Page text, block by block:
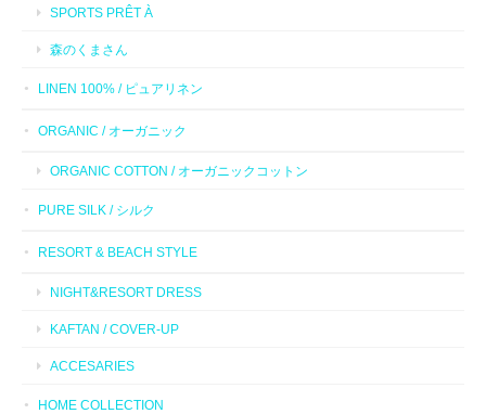
SPORTS PRÊT À
森のくまさん
LINEN 100% / ピュアリネン
ORGANIC / オーガニック
ORGANIC COTTON / オーガニックコットン
PURE SILK / シルク
RESORT & BEACH STYLE
NIGHT&RESORT DRESS
KAFTAN / COVER-UP
ACCESARIES
HOME COLLECTION